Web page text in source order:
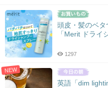
頭皮・髪のベタ
「Merit ドライ
1297
NEW
英語「dim